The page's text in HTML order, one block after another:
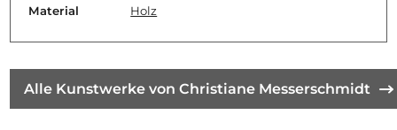
Material Holz
Alle Kunstwerke von Christiane Messerschmidt